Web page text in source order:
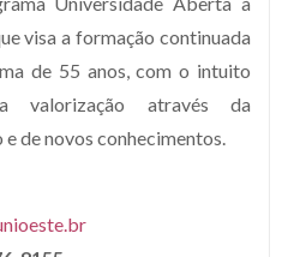
visa a formação continuada
de 55 anos, com o intuito
valorização através da
de novos conhecimentos.